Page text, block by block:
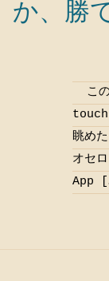
か、勝
この
touch
眺め
オセ
App